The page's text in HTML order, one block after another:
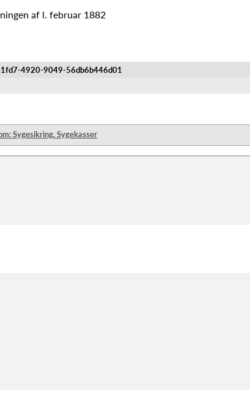
af l. februar 1882
4920-9049-56db6b446d01
Sygesikring. Sygekasser